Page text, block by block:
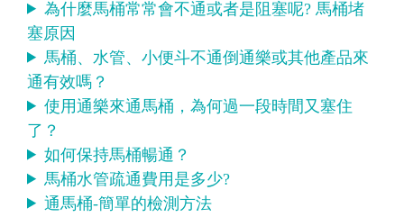
為什麼馬桶常常會不通或者是阻塞呢? 馬桶堵
塞原因
馬桶、水管、小便斗不通倒通樂或其他產品來
通有效嗎？
使用通樂來通馬桶，為何過一段時間又塞住
了？
如何保持馬桶暢通？
馬桶水管疏通費用是多少?
通馬桶-簡單的檢測方法